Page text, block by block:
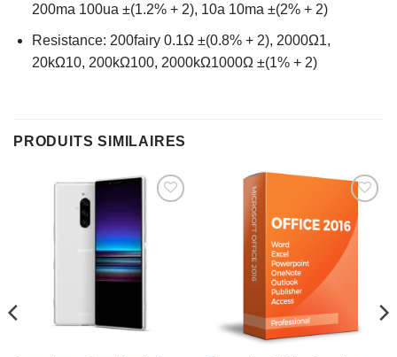
200ma 100ua ±(1.2% + 2), 10a 10ma ±(2% + 2)
Resistance: 200fairy 0.1Ω ±(0.8% + 2), 2000Ω1,
20kΩ10, 200kΩ100, 2000kΩ1000Ω ±(1% + 2)
PRODUITS SIMILAIRES
À MES
FAVORIS
AJOUTER
À MES
FAVORIS